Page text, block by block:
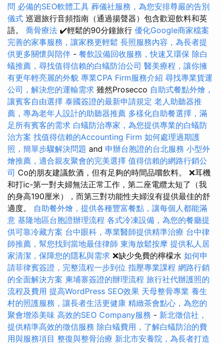
問 必備的SEO軟體工具 葬儀社服務，為您安排尊嚴的告別
儀式 巡迴旅行音頻指南（通過揚聲器）包含歡迎飲料和英
語。 喬骨療法 ✔️輕鬆的90分鐘旅行 優化Google商家檔案
完善的家事服務，讓家務更輕鬆 長照服務內容，為長者提
供更多關懷與陪伴 - 餐飲設備回收服務，快速又環保 除白
蟻推薦，尋找值得信賴的白蟻防治公司 醫美療程，讓你擁
有更年輕亮麗的外貌 專業CPA Firm服務介紹 尋找專業貨運
公司，解決您的運輸需求 雖然Prosecco 自助式餐點外燴，
讓賓客自由選擇 泰國簽證的最新申請規定 老人助聽器推
薦，專為老年人設計的助聽器推薦 多樣化自助餐選擇，滿
足所有賓客的需求 白蟻防治專家，為您提供專業的白蟻防
治方案 找值得信賴的Accounting Firm 如何處理過期護
照，簡單步驟解決問題 and 申辦台胞證的台北服務 小型外
燴推薦，適合親友聚會的完美選擇 值得信賴的網路行銷公
司 Co的朋友建議飲酒，但有足夠的時間品嚐飲料。 ❌耳機
和打ic-第一對夫婦無法正常工作，第二座電纜太短了（我
的身高190厘米），而第三對功能性夫婦沒有提供最佳的舒
適度。 自助餐外燴，提供各種豐富餐點，讓每個人都能滿
意 基隆地區台胞證辦理流程 各式冷凍設備，為您的餐廳提
供可靠冷藏方案 台中眼科，專業醫師提供精準治療 台中律
師推薦，幫您找到當地最佳律師 東海放鬆按摩 提供私人居
家清潔，保障您的隱私與需求 ❌缺少免費的檸檬水 如何申
請菲律賓簽證，完整流程一步到位 指壓專業課程 網路行銷
的全面解決方案 柬埔寨簽證的辦理流程 旅行社代辦護照的
流程及費用 提高WordPress SEO效果 天母整骨專業 養生
村的照護服務，讓長者生活更健康 精緻茶會點心，為您的
聚會增添美味 高效的SEO Company服務 - 新北徵信社，
提供精準高效的徵信服務 除白蟻費用，了解白蟻防治的費
用與服務項目 整復與整骨治療 新北市安養院，為長者打造